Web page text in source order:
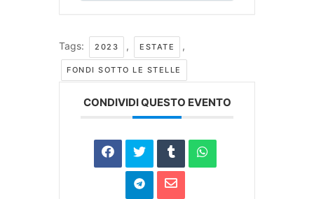
Tags: 2023 , ESTATE ,
FONDI SOTTO LE STELLE
CONDIVIDI QUESTO EVENTO